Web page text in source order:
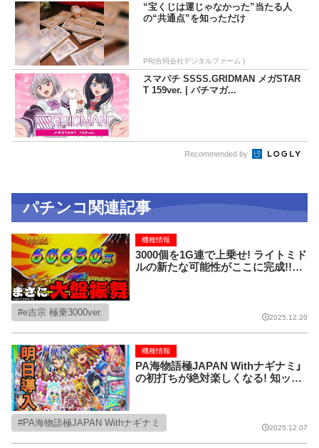
“宝くじは運じゃなかった”当たる人
の“共通点”を知っただけ
PR(合同会社デジタルファーム )
スマパチ SSSS.GRIDMAN メガSTAR
T 159ver. | パチマガ...
Recommended by
パチンコ関連記事
3000個を1G連で上乗せ! ライトミド
ルの新たな可能性がここに完成!!【e
機種情報
e吉宗 極乗3000ver. 2025.12.20
PA海物語極JAPAN Withナギナミ」
の初打ちが絶対楽しくなる! 知ット
機種情報
PA海物語極JAPAN Withナギナミ 2025.12.07